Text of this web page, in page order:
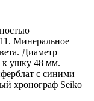
Минеральное
Диаметр
к ушку 48 мм.
с синими
хронограф Seiko